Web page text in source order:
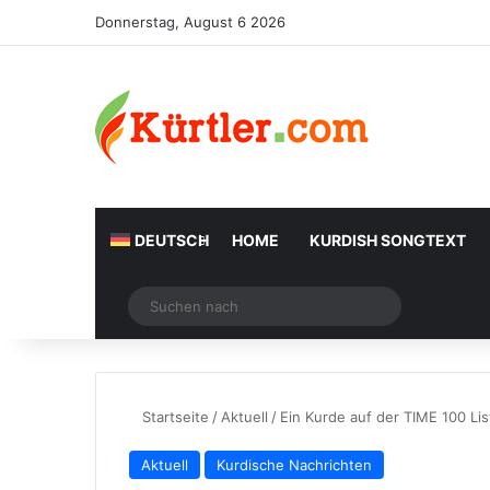
Donnerstag, August 6 2026
DEUTSCH HOME KURDISH SONGTEXT
Zufälliger Artikel
nach
Startseite / Aktuell / Ein Kurde auf der TIME 100
Aktuell Kurdische Nachrichten